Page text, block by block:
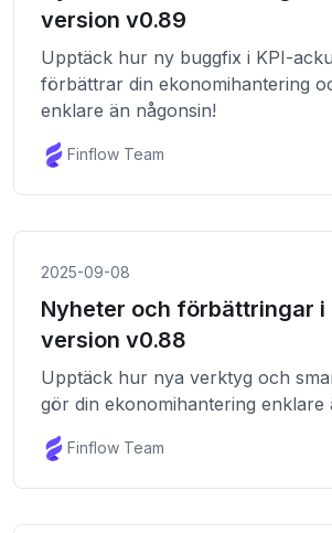
version v0.89
Upptäck hur ny buggfix i KPI-
förbättrar din ekonomihantering
enklare än någonsin!
Finflow Team
2025-09-08
Nyheter och förbättringar i
version v0.88
Upptäck hur nya verktyg och
gör din ekonomihantering enklare
Finflow Team